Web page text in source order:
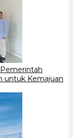
untuk Kemajuan